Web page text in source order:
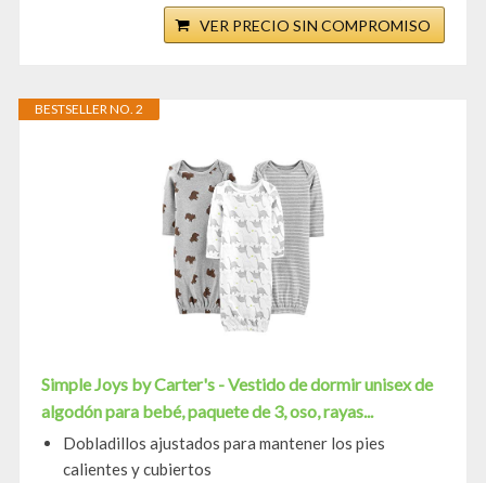
VER PRECIO SIN COMPROMISO
BESTSELLER NO. 2
Simple Joys by Carter's - Vestido de dormir unisex de
algodón para bebé, paquete de 3, oso, rayas...
Dobladillos ajustados para mantener los pies
calientes y cubiertos